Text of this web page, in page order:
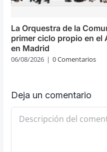
La Orquestra de la
primer ciclo propio en el
en Madrid
06/08/2026 | 0 Comentarios
Deja un comentario
Comentario